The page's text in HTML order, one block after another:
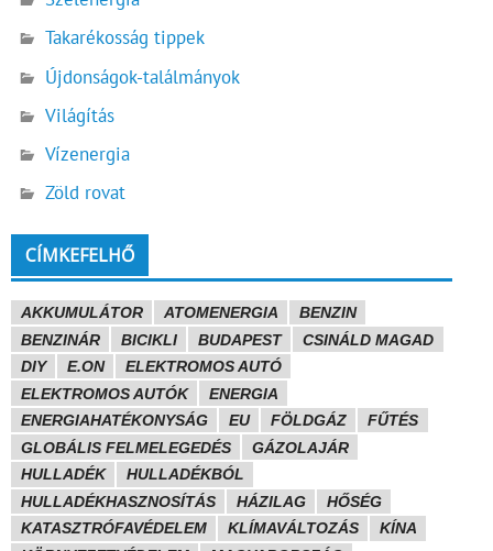
Takarékosság tippek
Újdonságok-találmányok
Világítás
Vízenergia
Zöld rovat
CÍMKEFELHŐ
AKKUMULÁTOR ATOMENERGIA
BENZIN
BENZINÁR
BICIKLI BUDAPEST
CSINÁLD MAGAD
DIY
E.ON
ELEKTROMOS AUTÓ
ELEKTROMOS AUTÓK
ENERGIA
ENERGIAHATÉKONYSÁG
EU FÖLDGÁZ
FŰTÉS
GLOBÁLIS FELMELEGEDÉS
GÁZOLAJÁR
HULLADÉK
HULLADÉKBÓL
HULLADÉKHASZNOSÍTÁS
HÁZILAG
HŐSÉG
KATASZTRÓFAVÉDELEM
KLÍMAVÁLTOZÁS
KÍNA